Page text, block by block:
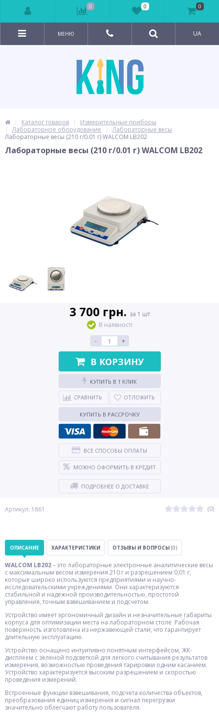
МЕНЮ UA
Каталог товаров
Измерительные приборы
Лабораторное оборудование
Лабораторные весы
Лабораторные весы (210 г/0.01 г) WALCOM LB202
Лабораторные весы (210 г/0.01 г) WALCOM LB202
Артикул: 1861 (0)
3 700 грн. за 1 шт
В наявності
-
+
В КОРЗИНУ
КУПИТЬ В 1 КЛИК
СРАВНИТЬ ОТЛОЖИТЬ
КУПИТЬ В РАССРОЧКУ
ВСЕ СПОСОБЫ ОПЛАТЫ
МОЖНО ОФОРМИТЬ В КРЕДИТ
ПОДРОБНЕЕ О ДОСТАВКЕ
ОПИСАНИЕ ХАРАКТЕРИСТИКИ ОТЗЫВЫ И ВОПРОСЫ (0)
WALCOM LB202– это лабораторные электронные аналитические весы
с максимальным весом измерения 210 г и разрешением 0,01 г,
которые широко используются предприятиями и научно-
исследовательскими учреждениями. Они характеризуются
стабильной и надежной производительностью, простотой
управления, точным взвешиванием и подсчетом.
Устройство имеет эргономичный дизайн и незначительные габариты
корпуса для оптимизации места на лабораторном столе. Рабочая
поверхность изготовлена из нержавеющей стали, что гарантирует
длительную эксплуатацию.
Устройство оснащено интуитивно понятным интерфейсом, ЖК-
дисплеем с зеленой подсветкой для легкого считывания результатов
измерения, возможностью проведения тарировки одним касанием.
Устройство характеризуется высоким разрешением и скоростью
проведения измерений.
Встроенные функции взвешивания, подсчета количества объектов,
преобразования единиц измерения и сигнал перегрузки
значительно облегчают работу пользователя.
0 0 0